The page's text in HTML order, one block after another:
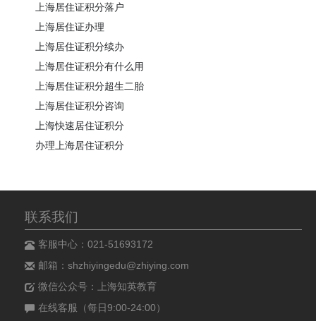
上海居住证积分落户
上海居住证办理
上海居住证积分续办
上海居住证积分有什么用
上海居住证积分超生二胎
上海居住证积分咨询
上海快速居住证积分
办理上海居住证积分
联系我们
客服中心：021-51693172
邮箱：shzhiyingedu@zhiying.com
微信公众号：上海知英教育
在线客服（每日9:00-24:00）